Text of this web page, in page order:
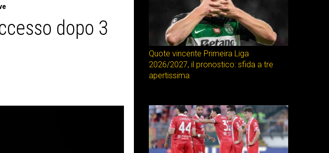
dopo 3
Quote vincente Primeira Liga
2026/2027, il pronostico: sfida a tre
apertissima